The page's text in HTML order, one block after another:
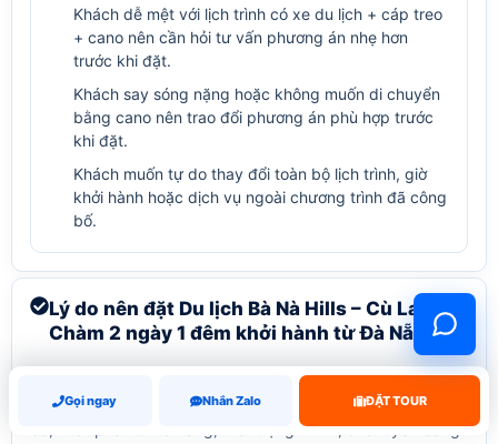
Khách dễ mệt với lịch trình có xe du lịch + cáp treo
+ cano nên cần hỏi tư vấn phương án nhẹ hơn
trước khi đặt.
Khách say sóng nặng hoặc không muốn di chuyển
bằng cano nên trao đổi phương án phù hợp trước
khi đặt.
Khách muốn tự do thay đổi toàn bộ lịch trình, giờ
khởi hành hoặc dịch vụ ngoài chương trình đã công
bố.
Lý do nên đặt Du lịch Bà Nà Hills – Cù Lao
Chàm 2 ngày 1 đêm khởi hành từ Đà Nẵng
Du lịch Bà Nà Hills – Cù Lao Chàm 2 ngày 1 đêm khởi hành
từ Đà Nẵng được xây dựng từ chương trình tour đã công
bố, xuất phát từ Đà nẵng, thời lượng 2N1D, di chuyển bằng
Gọi ngay Nhắn Zalo ĐẶT TOUR